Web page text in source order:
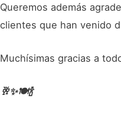
Queremos además
clientes que han venido
Muchísimas gracias a
🥂✨🍽️🍾